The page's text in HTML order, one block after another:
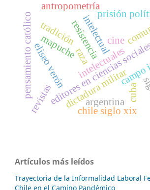
intelectuales
editores en ciencias
eliseo verón
intelectualprisión
dictadura militar
resistencia
chile siglo xix
raza
antropometría
mapuche
pensamiento católicorevistas cuba
cine
argentina
tradición
Artículos más leídos
Trayectoria de la Informalidad Laboral
Chile en el Camino Pandémico